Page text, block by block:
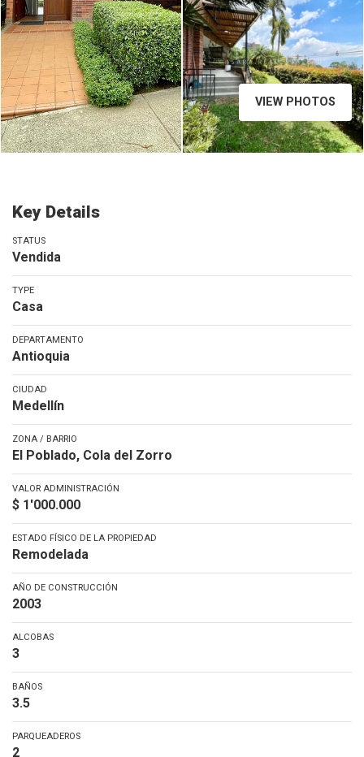
VIEW PHOTOS
Key Details
STATUS
Vendida
TYPE
Casa
DEPARTAMENTO
Antioquia
CIUDAD
Medellín
ZONA / BARRIO
El Poblado, Cola del Zorro
VALOR ADMINISTRACIÓN
$ 1'000.000
ESTADO FÍSICO DE LA PROPIEDAD
Remodelada
AÑO DE CONSTRUCCIÓN
2003
ALCOBAS
3
BAÑOS
3.5
PARQUEADEROS
2